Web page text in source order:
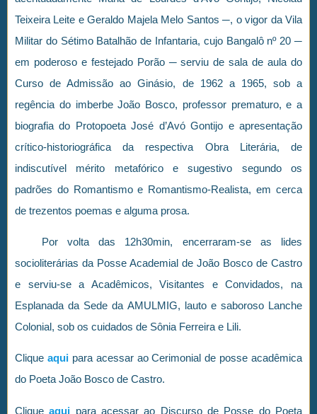
Teixeira Leite e Geraldo Majela Melo Santos ─, o vigor da Vila
Militar do Sétimo Batalhão de Infantaria, cujo Bangalô nº 20 ─
em poderoso e festejado Porão ─ serviu de sala de aula do
Curso de Admissão ao Ginásio, de 1962 a 1965, sob a
regência do imberbe João Bosco, professor prematuro, e a
biografia do Protopoeta José d’Avó Gontijo e apresentação
crítico-historiográfica da respectiva Obra Literária, de
indiscutível mérito metafórico e sugestivo segundo os
padrões do Romantismo e Romantismo-Realista, em cerca
de trezentos poemas e alguma prosa.
Por volta das 12h30min, encerraram-se as lides
socioliterárias da Posse Academial de João Bosco de Castro
e serviu-se a Acadêmicos, Visitantes e Convidados, na
Esplanada da Sede da AMULMIG, lauto e saboroso Lanche
Colonial, sob os cuidados de Sônia Ferreira e Lili.
Clique aquipara acessar ao Cerimonial de posse acadêmica
do Poeta João Bosco de Castro.
Cliqueaqui para acessar ao Discurso de Posse do Poeta